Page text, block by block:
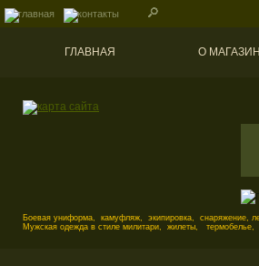
ГЛАВНАЯ О
Боевая униформа, камуфляж, экипировка, снаряжение,
Мужская одежда в стиле милитари, жилеты, термобелье,